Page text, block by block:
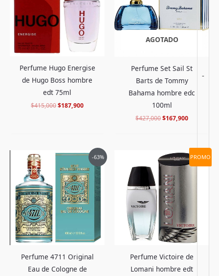
-
Perfume Hugo Energise
de Hugo Boss hombre
edt 75ml
$415,000$187,900
AGOTADO
Perfume Set Sail St
Barts de Tommy
Bahama hombre edc
100ml
$427,000$167,900
-63%
Perfume 4711 Original
Eau de Cologne de
El
original
era:
$498,000.
El
precio
actual
es:
$179,900.
PROMO
Perfume Victoire de
Lomani hombre edt
El
precio
original
era:
$312,000.
El
precio
actual